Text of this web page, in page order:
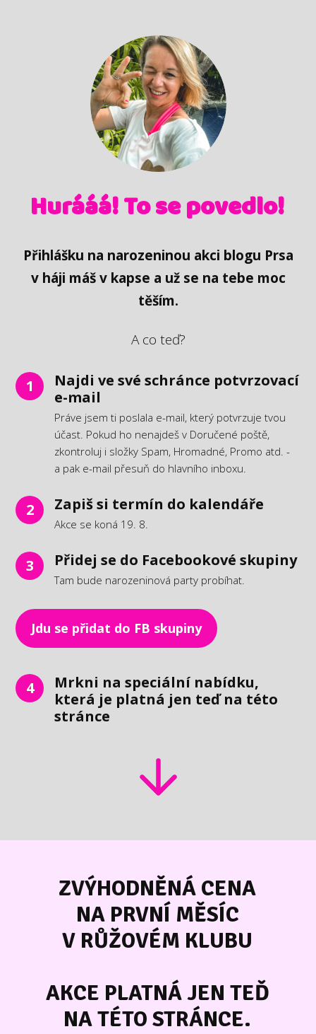
Hurááá! To se povedlo!
Přihlášku na narozeninou akci blogu Prsa
v háji máš v kapse a už se na tebe moc
těším.
A co teď?
1
Najdi ve své schránce potvrzovací
e-mail
Práve jsem ti poslala e-mail, který potvrzuje tvou
účast. Pokud ho nenajdeš v Doručené poště,
zkontroluj i složky Spam, Hromadné, Promo atd. -
a pak e-mail přesuň do hlavního inboxu.
2 Zapiš si termín do kalendáře
Akce se koná 19. 8.
3 Přidej se do Facebookové skupiny
Tam bude narozeninová party probíhat.
Jdu se přidat do FB skupiny
4
Mrkni na speciální nabídku,
která je platná jen teď na této
stránce
ZVÝHODNĚNÁ CENA
NA PRVNÍ MĚSÍC
V RŮŽOVÉM KLUBU
AKCE PLATNÁ JEN TEĎ
NA TÉTO STRÁNCE.